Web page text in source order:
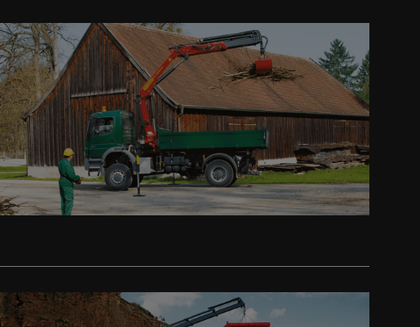
PrevNext